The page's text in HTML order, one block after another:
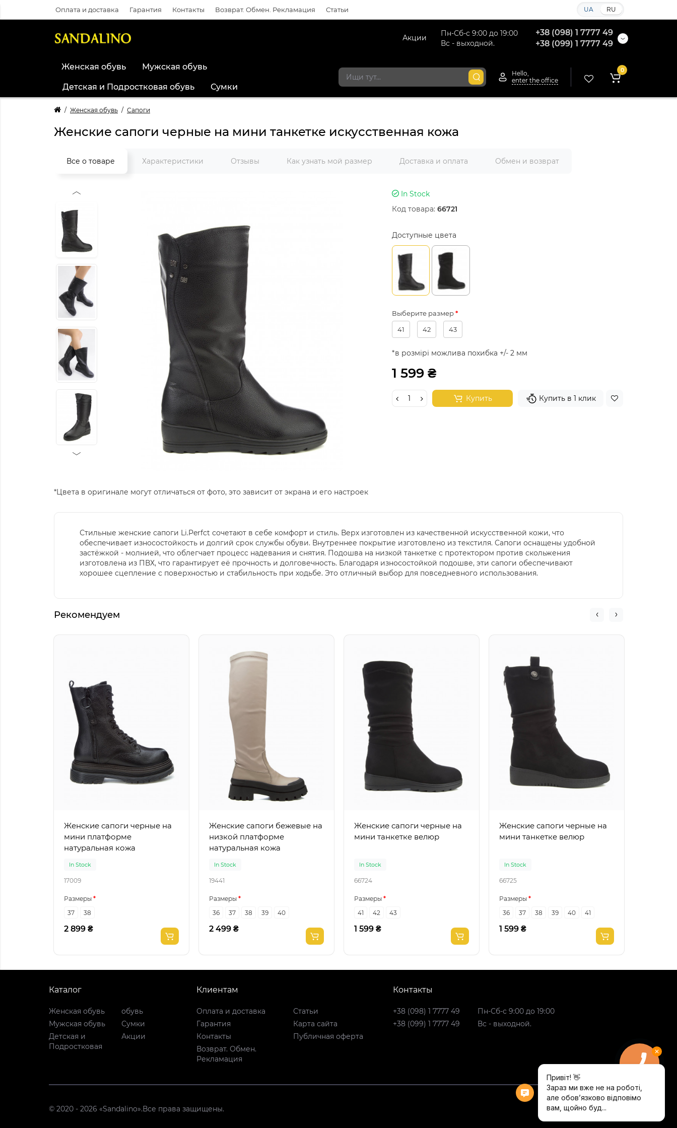
Оплата и доставка Гарантия Контакты Возврат. Обмен. Рекламация Статьи UA RU
Пн-Сб-с 9:00 до 19:00
Вс - выходной.
+38 (098) 1 7777 49
+38 (099) 1 7777 49
Акции
Женская обувь Мужская обувь
Детская и Подростковая обувь Сумки
Hello,
enter the office
0
Женская обувь Сапоги
Женские сапоги черные на мини танкетке искусственная кожа
Все о товаре Характеристики Отзывы Как узнать мой размер Доставка и оплата Обмен и возврат
*Цвета в оригинале могут отличаться от фото, это зависит от экрана и его настроек
In Stock
Код товара: 66721
Доступные цвета
Выберите размер
41
42 43
*в розмірі можлива похибка +/- 2 мм
1 599 ₴
Купить Купить в 1 клик
Стильные женские сапоги Li.Perfct сочетают в себе комфорт и стиль. Верх изготовлен из качественной искусственной кожи, что
обеспечивает износостойкость и долгий срок службы обуви. Внутреннее покрытие изготовлено из текстиля. Сапоги оснащены удобной
застёжкой - молнией, что облегчает процесс надевания и снятия. Подошва на низкой танкетке с протектором против скольжения
изготовлена из ПВХ, что гарантирует её прочность и долговечность. Благодаря износостойкой подошве, эти сапоги обеспечивают
хорошее сцепление с поверхностью и стабильность при ходьбе. Это отличный выбор для повседневного использования.
Рекомендуем
Женские сапоги черные на
мини платформе
натуральная кожа
In Stock
17009
Размеры
37
38
2 899 ₴
Женские сапоги бежевые на
низкой платформе
натуральная кожа
In Stock
19441
Размеры
36
37 38 39 40
2 499 ₴
Женские сапоги черные на
мини танкетке велюр
In Stock
66724
Размеры
41
42 43
1 599 ₴
Женские сапоги черные на
мини танкетке велюр
In Stock
66725
Размеры
36
37 38 39 40 41
1 599 ₴
Каталог
Женская обувь
Мужская обувь
Детская и
Подростковая
обувь
Сумки
Акции
Клиентам
Оплата и доставка
Гарантия
Контакты
Возврат. Обмен.
Рекламация
Статьи
Карта сайта
Публичная оферта
Контакты
+38 (098) 1 7777 49
+38 (099) 1 7777 49
Пн-Сб-с 9:00 до 19:00
Вс - выходной.
© 2020 - 2026 «Sandalino».Все права защищены.